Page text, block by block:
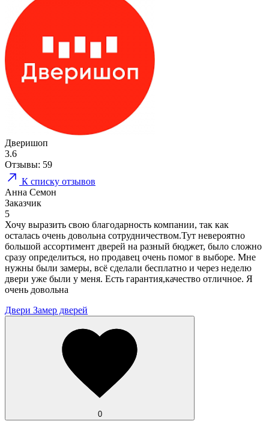
Дверишоп
3.6
Отзывы: 59
К списку отзывов
Анна Семон
Заказчик
5
Хочу выразить свою благодарность компании, так как
осталась очень довольна сотрудничеством.Тут невероятно
большой ассортимент дверей на разный бюджет, было сложно
сразу определиться, но продавец очень помог в выборе. Мне
нужны были замеры, всё сделали бесплатно и через неделю
двери уже были у меня. Есть гарантия,качество отличное. Я
очень довольна
Двери Замер дверей
0